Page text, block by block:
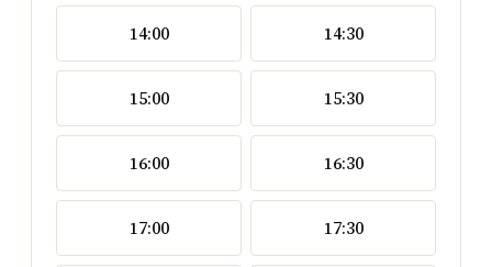
14:00 14:30
15:00 15:30
16:00 16:30
17:00 17:30